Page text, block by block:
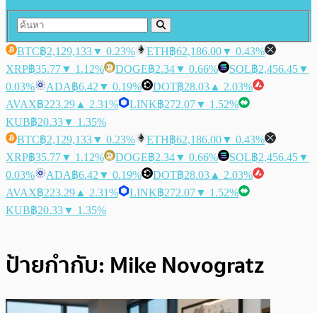
BTC฿2,129,133▼ 0.23% ETH฿62,186.00▼ 0.43%
XRP฿35.77▼ 1.12% DOGE฿2.34▼ 0.66% SOL฿2,456.45▼
0.03%
ADA฿6.42 ▼ 0.19% DOT฿28.03 ▲ 2.03%
AVAX฿223.29 ▲ 2.31% LINK฿272.07▼ 1.52%
KUB฿20.33▼ 1.35%
BTC฿2,129,133▼ 0.23% ETH฿62,186.00▼ 0.43%
XRP฿35.77▼ 1.12% DOGE฿2.34▼ 0.66% SOL฿2,456.45▼
0.03%
ADA฿6.42 ▼ 0.19% DOT฿28.03 ▲ 2.03%
AVAX฿223.29 ▲ 2.31% LINK฿272.07▼ 1.52%
KUB฿20.33▼ 1.35%
ป้ายกำกับ: Mike Novogratz